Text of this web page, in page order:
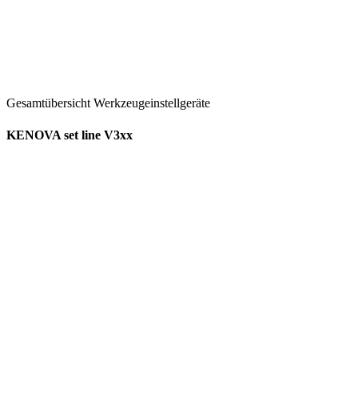
Gesamtübersicht Werkzeugeinstellgeräte
KENOVA set line V3xx